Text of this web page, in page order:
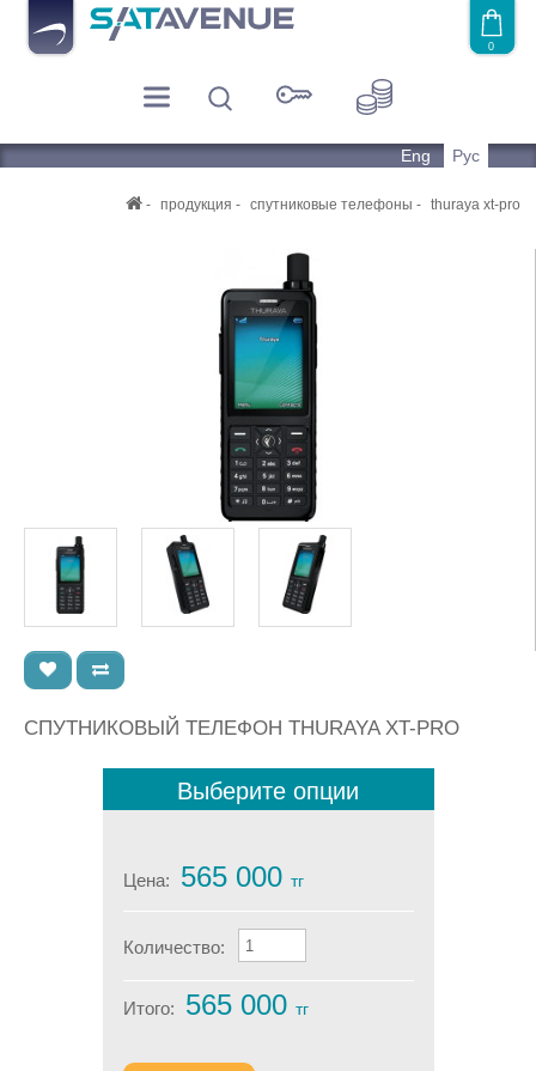
0
Eng Рус
продукция спутниковые телефоны thuraya xt-pro
СПУТНИКОВЫЙ ТЕЛЕФОН THURAYA XT-PRO
Выберите опции
Цена: 565 000 тг
Количество:
Итого: 565 000 тг